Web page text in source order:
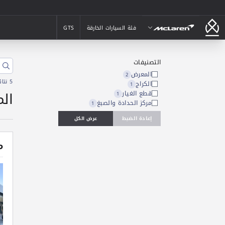
فئة السيارات الخارقة GTS
التصنيفات
المعرض 2
الكراج 1
قطع الغيار 1
مركز الحدادة والصبغ 1
إعادة الضبط
عرض الكل
5 نتائج